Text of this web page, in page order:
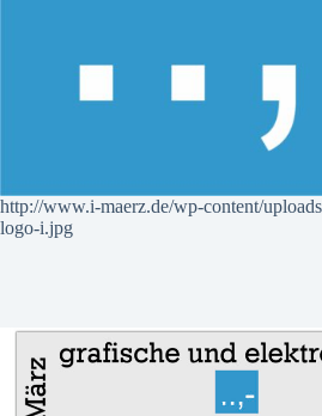
http://www.i-maerz.de/wp-content/
logo-i.jpg